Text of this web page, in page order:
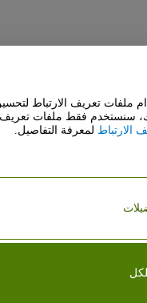
تعريف الارتباط لتحسين
سنستخدم فقط ملفات تعريف
لمعرفة التفاصيل.